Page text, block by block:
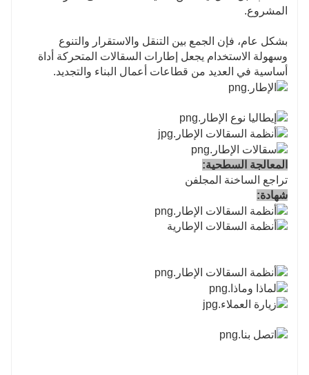
المشروع.
بشكل عام، فإن الجمع بين التنقل والاستقرار والتنوع
وسهولة الاستخدام يجعل إطارات السقالات المتحركة أداة
أساسية في العديد من قطاعات أعمال البناء والتجديد.
المعالجة السطحية:
تراجع الساخنة المجلفن
شهادة: